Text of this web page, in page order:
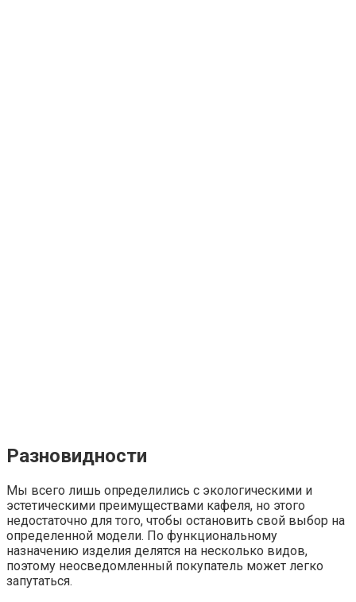
Разновидности
Мы всего лишь определились с экологическими и
эстетическими преимуществами кафеля, но этого
недостаточно для того, чтобы остановить свой выбор на
определенной модели. По функциональному
назначению изделия делятся на несколько видов,
поэтому неосведомленный покупатель может легко
запутаться.